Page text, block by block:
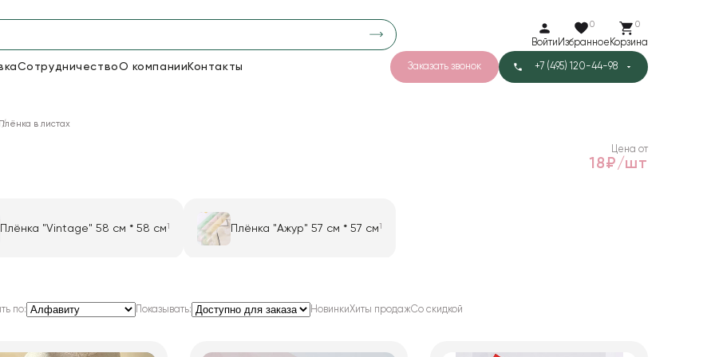
Войти
0
Избранное
0
Корзина
СотрудничествоО компании Контакты Заказать звонок +7 (495) 120-44-98
Плёнка в листах
Цена от
18₽/шт
Плёнка "Vintage" 58 см * 58 см1 Плёнка "Ажур" 57 см * 57 см1
по: Показывать: НовинкиХиты продажСо скидкой